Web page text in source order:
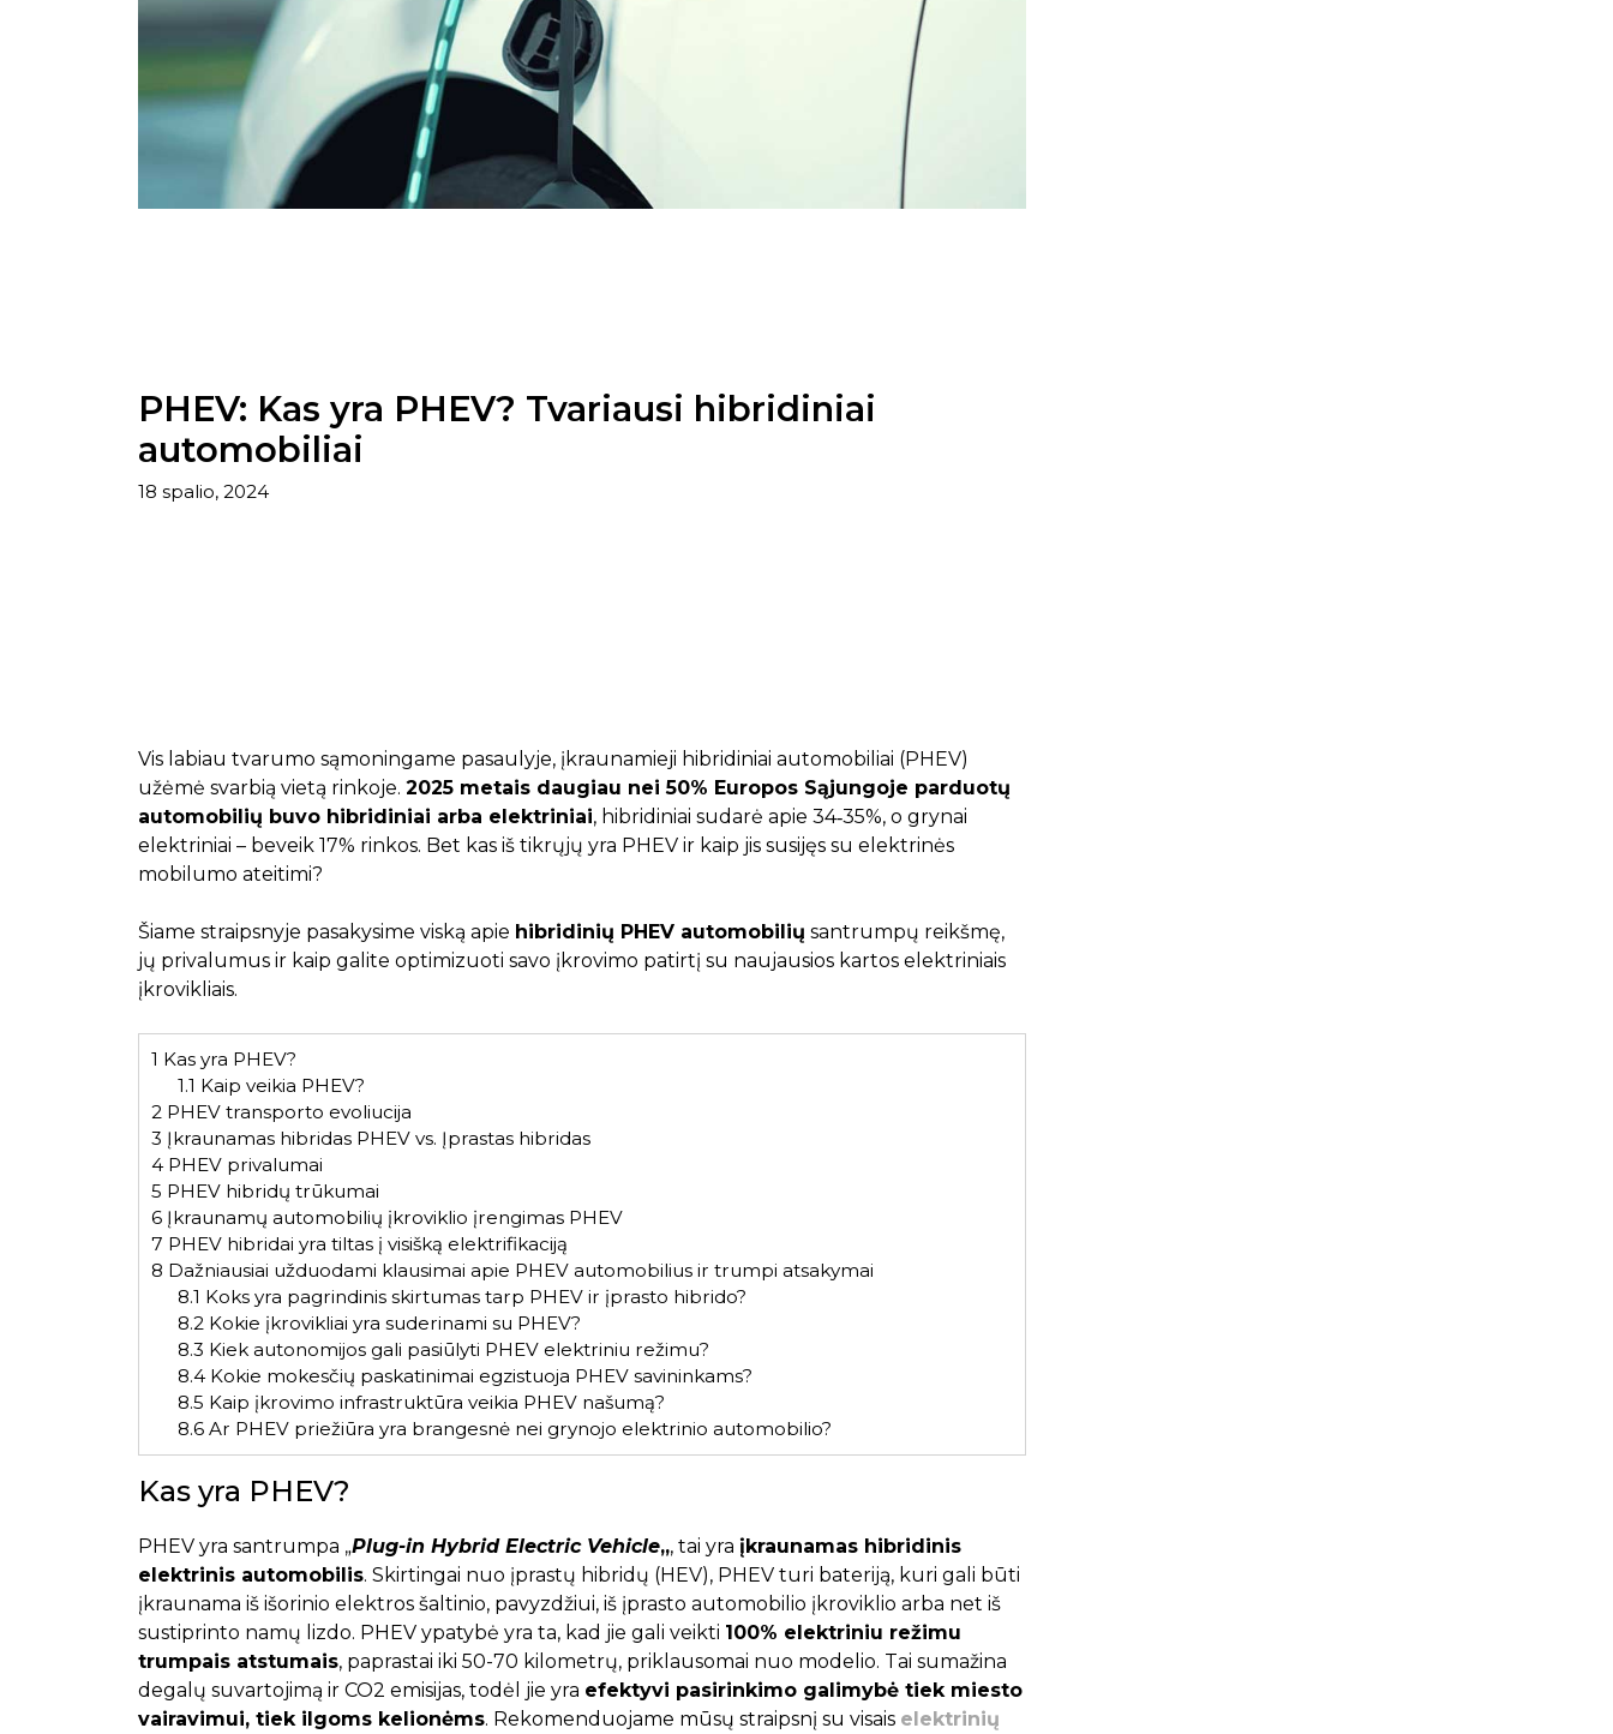
PHEV: Kas yra PHEV? Tvariausi hibridiniai
automobiliai
18 spalio, 2024
Vis labiau tvarumo sąmoningame pasaulyje, įkraunamieji hibridiniai automobiliai (PHEV)
užėmė svarbią vietą rinkoje. 2025 metais daugiau nei 50% Europos Sąjungoje parduotų
automobilių buvo hibridiniai arba elektriniai, hibridiniai sudarė apie 34‑35%, o grynai
elektriniai – beveik 17% rinkos. Bet kas iš tikrųjų yra PHEV ir kaip jis susijęs su elektrinės
mobilumo ateitimi?
Šiame straipsnyje pasakysime viską apie hibridinių PHEV automobilių santrumpų reikšmę,
jų privalumus ir kaip galite optimizuoti savo įkrovimo patirtį su naujausios kartos elektriniais
įkrovikliais.
1 Kas yra PHEV?
1.1 Kaip veikia PHEV?
2PHEV transporto evoliucija
3 Įkraunamas hibridas PHEV vs. Įprastas hibridas
4PHEV privalumai
5 PHEV hibridų trūkumai
6Įkraunamų automobilių įkroviklio įrengimas PHEV
7 PHEV hibridai yra tiltas į visišką elektrifikaciją
8 Dažniausiai užduodami klausimai apie PHEV automobilius ir trumpi atsakymai
8.1 Koks yra pagrindinis skirtumas tarp PHEV ir įprasto hibrido?
8.2 Kokie įkrovikliai yra suderinami su PHEV?
8.3 Kiek autonomijos gali pasiūlyti PHEV elektriniu režimu?
8.4 Kokie mokesčių paskatinimai egzistuoja PHEV savininkams?
8.5 Kaip įkrovimo infrastruktūra veikia PHEV našumą?
8.6 Ar PHEV priežiūra yra brangesnė nei grynojo elektrinio automobilio?
Kas yra PHEV?
PHEV yra santrumpa „Plug-in Hybrid Electric Vehicle„, tai yra įkraunamas hibridinis
elektrinis automobilis. Skirtingai nuo įprastų hibridų (HEV), PHEV turi bateriją, kuri gali būti
įkraunama iš išorinio elektros šaltinio, pavyzdžiui, iš įprasto automobilio įkroviklio arba net iš
sustiprinto namų lizdo. PHEV ypatybė yra ta, kad jie gali veikti 100% elektriniu režimu
trumpais atstumais, paprastai iki 50-70 kilometrų, priklausomai nuo modelio. Tai sumažina
degalų suvartojimą ir CO2 emisijas, todėl jie yra efektyvi pasirinkimo galimybė tiek miesto
vairavimui, tiek ilgoms kelionėms. Rekomenduojame mūsų straipsnį su visais elektrinių